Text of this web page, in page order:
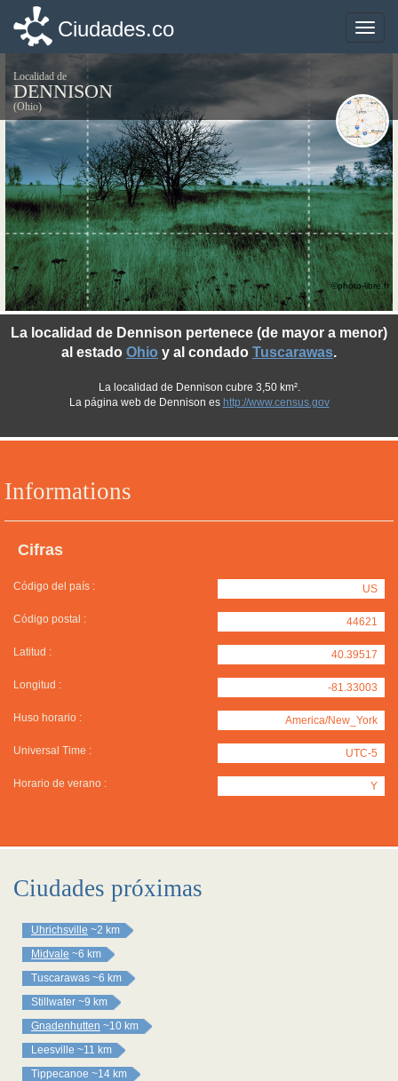
Toggle
Ciudades.co
Localidad de
DENNISON
(Ohio)
Informations
Cifras
Código del país : US
Código postal : 44621
Latitud : 40.39517
Longitud : -81.33003
Huso horario : America/New_York
Universal Time : UTC-5
Horario de verano : Y
La localidad de Dennison pertenece (de mayor a menor)
al estado Ohio y al condado Tuscarawas.
La localidad de Dennison cubre 3,50 km².
La página web de Dennison es http://www.census.gov
©photo-libre.fr
Ciudades próximas
Uhrichsville ~2 km
Midvale ~6 km
Tuscarawas ~6 km
Stillwater ~9 km
Gnadenhutten ~10 km
Leesville ~11 km
Tippecanoe ~14 km
Toggle
Ciudades.co